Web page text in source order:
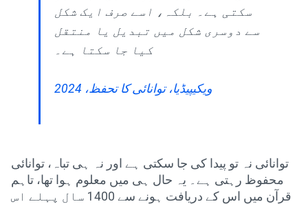
سکتی ہے۔ بلکہ، اسے صرف ایک شکل
سے دوسری شکل میں تبدیل یا منتقل
ویکیپیڈیا، توانائی کا تحفظ، 2024
توانائی نہ تو پیدا کی جا سکتی ہے اور نہ ہی تباہ، توانائی
محفوظ رہتی ہے۔ یہ حال ہی میں معلوم ہوا تھا، تاہم
قرآن میں اس کے دریافت ہونے سے 1400 سال پہلے اس